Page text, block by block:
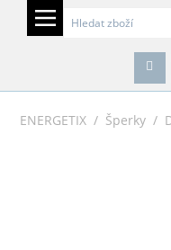
ENERGETIX / Šperky /